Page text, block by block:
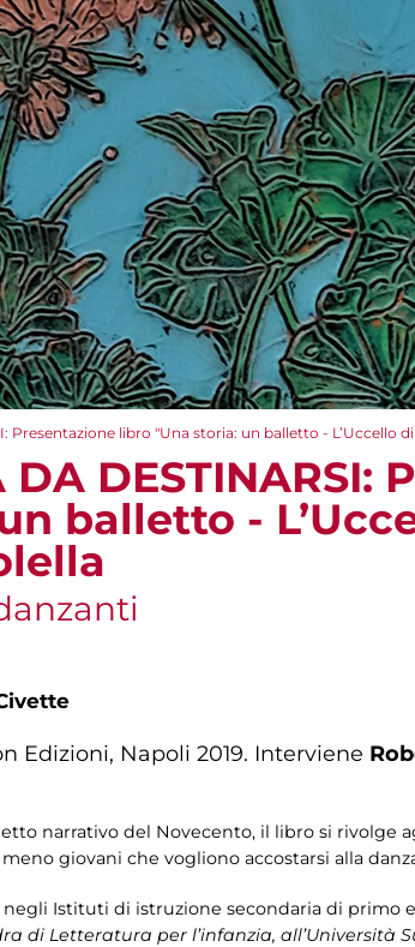
Presentazione libro "Una storia: un balletto - L’Uccello
DA DESTINARSI:
balletto -
Edizioni, Napoli 2019. Interviene
narrativo del Novecento, il libro si rivolge
giovani che vogliono accostarsi alla
Istituti di istruzione secondaria di primo
di Letteratura per l’infanzia, all’Università